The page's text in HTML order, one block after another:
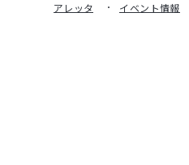
アレッタ イベント情報